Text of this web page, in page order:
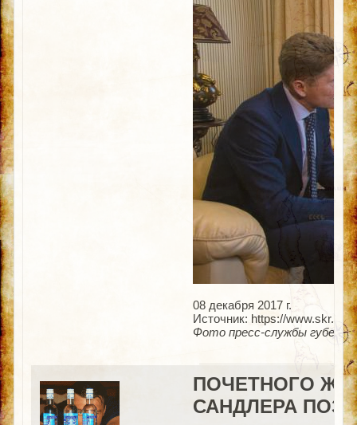
08 декабря 2017 г.
Источник: https://www.skr.su/
Фото пресс-службы
ПОЧЕТНОГО
САНДЛЕРА